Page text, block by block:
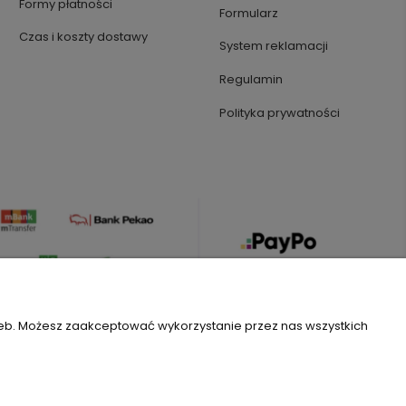
Formy płatności
Czas i koszty dostawy
Formularz
System reklamacji
Regulamin
Polityka prywatności
Możesz zaakceptować wykorzystanie przez nas wszystkich